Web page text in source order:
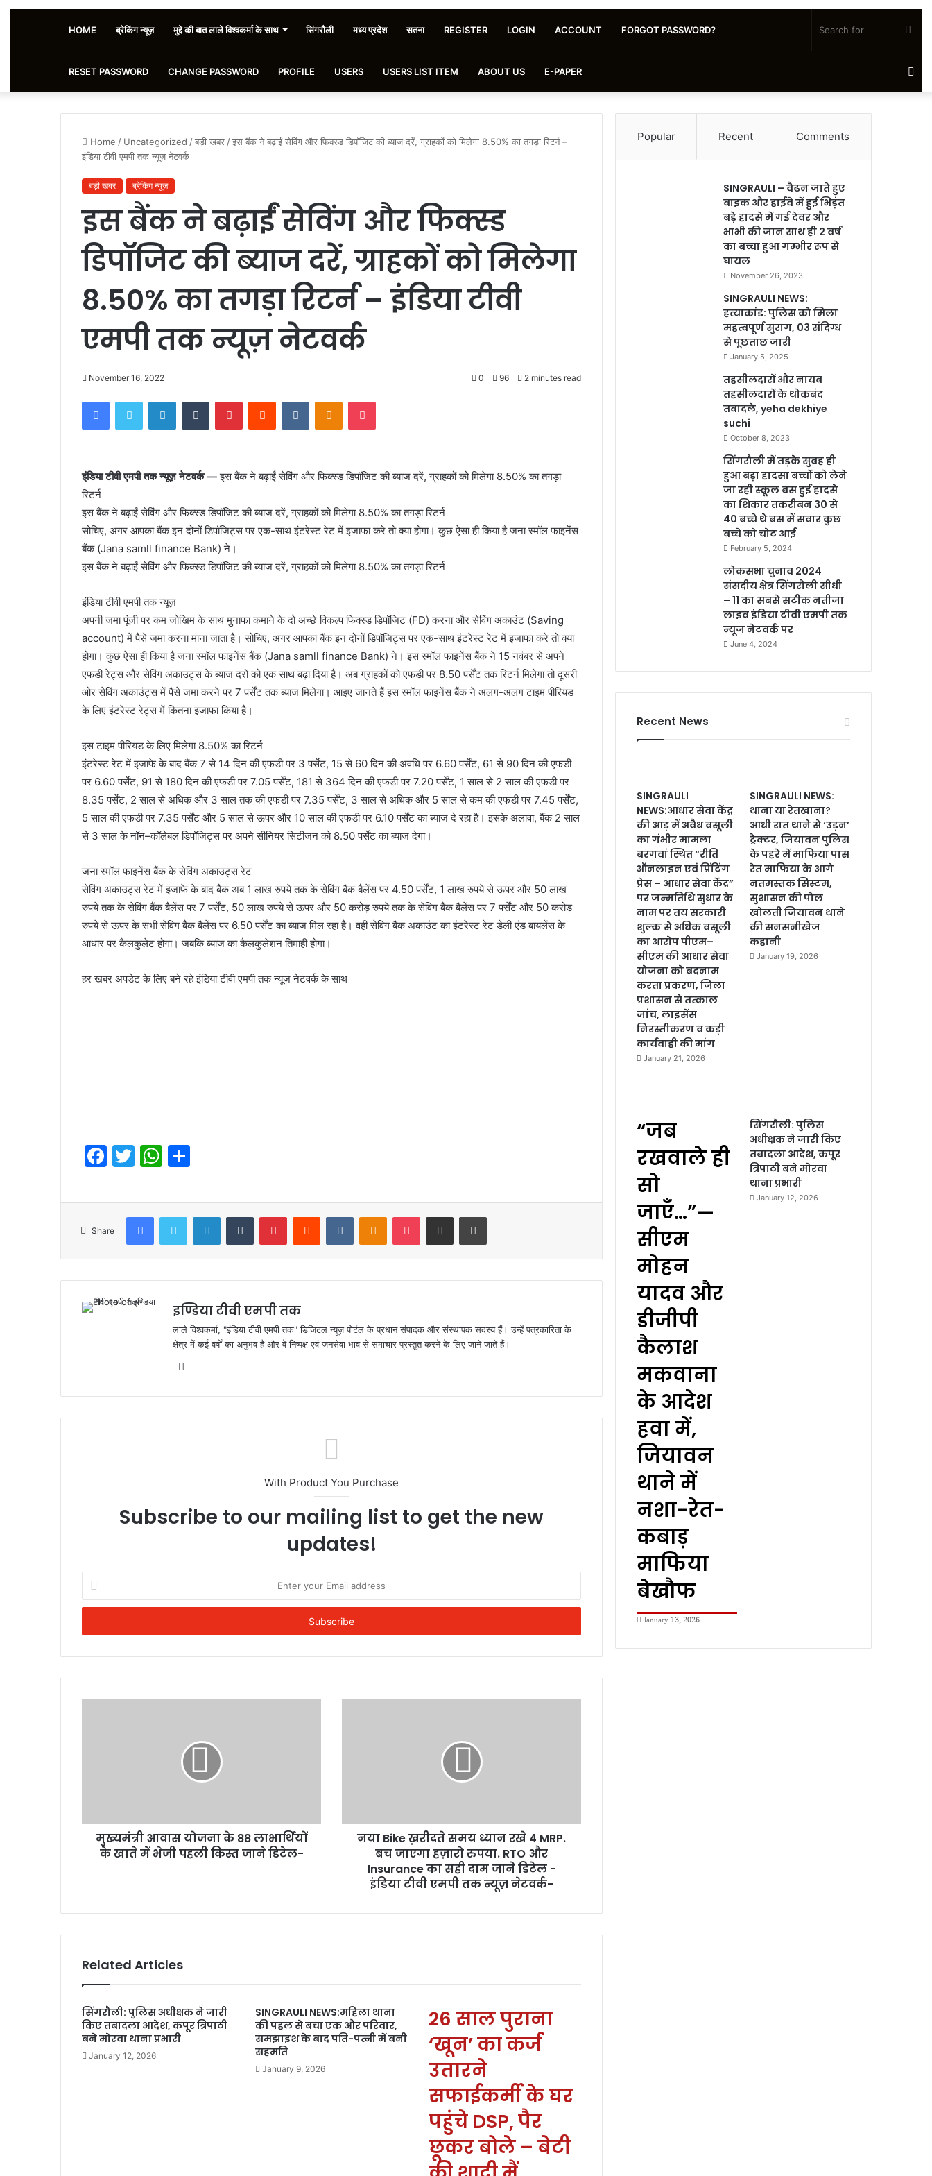
HOME ब्रेकिंग न्यूज़ मुद्दे की बात लाले विश्वकर्मा के साथ सिंगरौली मध्य प्रदेश सतना REGISTER LOGIN ACCOUNT FORGOT PASSWORD?
RESET PASSWORD CHANGE PASSWORD PROFILE USERS USERS LIST ITEM ABOUT US E-PAPER for
Home / Uncategorized /बड़ी खबर /इस बैंक ने बढ़ाईं सेविंग और फिक्स्ड डिपॉजिट की ब्याज दरें, ग्राहकों को मिलेगा 8.50% का तगड़ा रिटर्न –
इंडिया टीवी एमपी तक न्यूज़ नेटवर्क
बड़ी खबर ब्रेकिंग न्यूज़
इस बैंक ने बढ़ाईं सेविंग और फिक्स्ड
डिपॉजिट की ब्याज दरें, ग्राहकों को मिलेगा
8.50% का तगड़ा रिटर्न – इंडिया टीवी
एमपी तक न्यूज़ नेटवर्क
November 16, 2022 0 96 2 minutes read
FacebookTwitter LinkedInTumblr PinterestReddit VKontakteOdnoklassniki
Pocket
इंडिया टीवी एमपी तक न्यूज़ नेटवर्क —इस बैंक ने बढ़ाईं सेविंग और फिक्स्ड डिपॉजिट की ब्याज दरें, ग्राहकों को मिलेगा 8.50% का तगड़ा
रिटर्न
इस बैंक ने बढ़ाईं सेविंग और फिक्स्ड डिपॉजिट की ब्याज दरें, ग्राहकों को मिलेगा 8.50% का तगड़ा रिटर्न
सोचिए, अगर आपका बैंक इन दोनों डिपॉजिट्स पर एक-साथ इंटरेस्ट रेट में इजाफा करे तो क्या होगा। कुछ ऐसा ही किया है जना स्मॉल फाइनेंस
बैंक (Jana samll finance Bank) ने।
इस बैंक ने बढ़ाईं सेविंग और फिक्स्ड डिपॉजिट की ब्याज दरें, ग्राहकों को मिलेगा 8.50% का तगड़ा रिटर्न
इंडिया टीवी एमपी तक न्यूज़
अपनी जमा पूंजी पर कम जोखिम के साथ मुनाफा कमाने के दो अच्छे विकल्प फिक्स्ड डिपॉजिट (FD) करना और सेविंग अकाउंट (Saving
account) में पैसे जमा करना माना जाता है। सोचिए, अगर आपका बैंक इन दोनों डिपॉजिट्स पर एक-साथ इंटरेस्ट रेट में इजाफा करे तो क्या
होगा। कुछ ऐसा ही किया है जना स्मॉल फाइनेंस बैंक (Jana samll finance Bank) ने। इस स्मॉल फाइनेंस बैंक ने 15 नवंबर से अपने
एफडी रेट्स और सेविंग अकाउंट्स के ब्याज दरों को एक साथ बढ़ा दिया है। अब ग्राहकों को एफडी पर 8.50 पर्सेंट तक रिटर्न मिलेगा तो दूसरी
ओर सेविंग अकाउंट्स में पैसे जमा करने पर 7 पर्सेंट तक ब्याज मिलेगा। आइए जानते हैं इस स्मॉल फाइनेंस बैंक ने अलग-अलग टाइम पीरियड
के लिए इंटरेस्ट रेट्स में कितना इजाफा किया है।
इस टाइम पीरियड के लिए मिलेगा 8.50% का रिटर्न
इंटरेस्ट रेट में इजाफे के बाद बैंक 7 से 14 दिन की एफडी पर 3 पर्सेंट, 15 से 60 दिन की अवधि पर 6.60 पर्सेंट, 61 से 90 दिन की एफडी
पर 6.60 पर्सेंट, 91 से 180 दिन की एफडी पर 7.05 पर्सेंट, 181 से 364 दिन की एफडी पर 7.20 पर्सेंट, 1 साल से 2 साल की एफडी पर
8.35 पर्सेंट, 2 साल से अधिक और 3 साल तक की एफडी पर 7.35 पर्सेंट, 3 साल से अधिक और 5 साल से कम की एफडी पर 7.45 पर्सेंट,
5 साल की एफडी पर 7.35 पर्सेंट और 5 साल से ऊपर और 10 साल की एफडी पर 6.10 पर्सेंट का ब्याज दे रहा है। इसके अलावा, बैंक 2 साल
से 3 साल के नॉन–कॉलेबल डिपॉजिट्स पर अपने सीनियर सिटीजन को 8.50 पर्सेंट का ब्याज देगा।
जना स्मॉल फाइनेंस बैंक के सेविंग अकाउंट्स रेट
सेविंग अकाउंट्स रेट में इजाफे के बाद बैंक अब 1 लाख रुपये तक के सेविंग बैंक बैलेंस पर 4.50 पर्सेंट, 1 लाख रुपये से ऊपर और 50 लाख
रुपये तक के सेविंग बैंक बैलेंस पर 7 पर्सेंट, 50 लाख रुपये से ऊपर और 50 करोड़ रुपये तक के सेविंग बैंक बैलेंस पर 7 पर्सेंट और 50 करोड़
रुपये से ऊपर के सभी सेविंग बैंक बैलेंस पर 6.50 पर्सेंट का ब्याज मिल रहा है। वहीं सेविंग बैंक अकाउंट का इंटरेस्ट रेट डेली एंड बायलेंस के
आधार पर कैलकुलेट होगा। जबकि ब्याज का कैलकुलेशन तिमाही होगा।
हर खबर अपडेट के लिए बने रहे इंडिया टीवी एमपी तक न्यूज़ नेटवर्क के साथ
F
c
e
o
o
k
T
itt
er
W
at
s
A
p
p
ar
e
Share
FacebookTwitter LinkedInTumblr PinterestReddit VKontakteOdnoklassniki
Pocket Share via Email Print
इण्डिया टीवी एमपी तक
लाले विश्वकर्मा, "इंडिया टीवी एमपी तक" डिजिटल न्यूज़ पोर्टल के प्रधान संपादक और संस्थापक सदस्य हैं। उन्हें पत्रकारिता के
क्षेत्र में कई वर्षों का अनुभव है और वे निष्पक्ष एवं जनसेवा भाव से समाचार प्रस्तुत करने के लिए जाने जाते हैं।
With Product You Purchase
Subscribe to our mailing list to get the new
updates!
your
Email
मुख्यमंत्री आवास योजना के 88 लाभार्थियों
के खाते में भेजी पहली किस्त जाने डिटेल-
नया Bike ख़रीदते समय ध्यान रखे 4 MRP.
बच जाएगा हज़ारो रुपया. RTO और
Insurance का सही दाम जाने डिटेल -
इंडिया टीवी एमपी तक न्यूज़ नेटवर्क-
Related Articles
सिंगरौली: पुलिस अधीक्षक ने जारी
किए तबादला आदेश, कपूर त्रिपाठी
बने मोरवा थाना प्रभारी
January 12, 2026
SINGRAULI NEWS:महिला थाना
की पहल से बचा एक और परिवार,
समझाइश के बाद पति-पत्नी में बनी
सहमति
January 9, 2026
26 साल पुराना
‘खून’ का कर्ज
उतारने
सफाईकर्मी के घर
पहुंचे DSP, पैर
छूकर बोले – बेटी
Popular Recent Comments
SINGRAULI – वैढन जाते हुए
बाइक और हाईवे में हुई भिड़ंत
बड़े हादसे में गई देवर और
भाभी की जान साथ ही 2 वर्ष
का बच्चा हुआ गम्भीर रूप से
घायल
November 26, 2023
SINGRAULI NEWS:
हत्याकांड: पुलिस को मिला
महत्वपूर्ण सुराग, 03 संदिग्ध
से पूछताछ जारी
January 5, 2025
तहसीलदारों और नायब
तहसीलदारों के थोकबंद
तबादले, yeha dekhiye
suchi
October 8, 2023
सिंगरौली में तड़के सुबह ही
हुआ बड़ा हादसा बच्चों को लेने
जा रही स्कूल बस हुई हादसे
का शिकार तकरीबन 30 से
40 बच्चे थे बस में सवार कुछ
बच्चे को चोट आई
February 5, 2024
लोकसभा चुनाव 2024
संसदीय क्षेत्र सिंगरौली सीधी
– 11 का सबसे सटीक नतीजा
लाइव इंडिया टीवी एमपी तक
न्यूज नेटवर्क पर
June 4, 2024
Recent News
SINGRAULI
NEWS:आधार सेवा केंद्र
की आड़ में अवैध वसूली
का गंभीर मामला
बरगवां स्थित “रीति
ऑनलाइन एवं प्रिंटिंग
प्रेस – आधार सेवा केंद्र”
पर जन्मतिथि सुधार के
नाम पर तय सरकारी
शुल्क से अधिक वसूली
का आरोप पीएम–
सीएम की आधार सेवा
योजना को बदनाम
करता प्रकरण, जिला
प्रशासन से तत्काल
जांच, लाइसेंस
निरस्तीकरण व कड़ी
कार्यवाही की मांग
January 21, 2026
SINGRAULI NEWS:
थाना या रेतखाना?
आधी रात थाने से ‘उड़न’
ट्रैक्टर, जियावन पुलिस
के पहरे में माफिया पास
रेत माफिया के आगे
नतमस्तक सिस्टम,
सुशासन की पोल
खोलती जियावन थाने
की सनसनीखेज
कहानी
January 19, 2026
“जब
रखवाले ही
सो
जाएँ…”—
सीएम
मोहन
यादव और
डीजीपी
कैलाश
मकवाना
के आदेश
हवा में,
जियावन
थाने में
नशा-रेत-
कबाड़
माफिया
बेखौफ
January 13, 2026
सिंगरौली: पुलिस
अधीक्षक ने जारी किए
तबादला आदेश, कपूर
त्रिपाठी बने मोरवा
थाना प्रभारी
January 12, 2026